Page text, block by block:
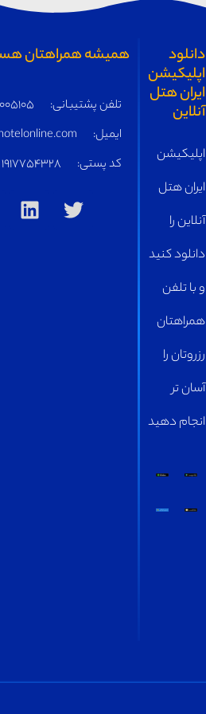
همیشه همراهتان هستیم
تلفن پشتیبانی:
05191005105
supply@iranhotelonline.com
کد پستی:
1917754328